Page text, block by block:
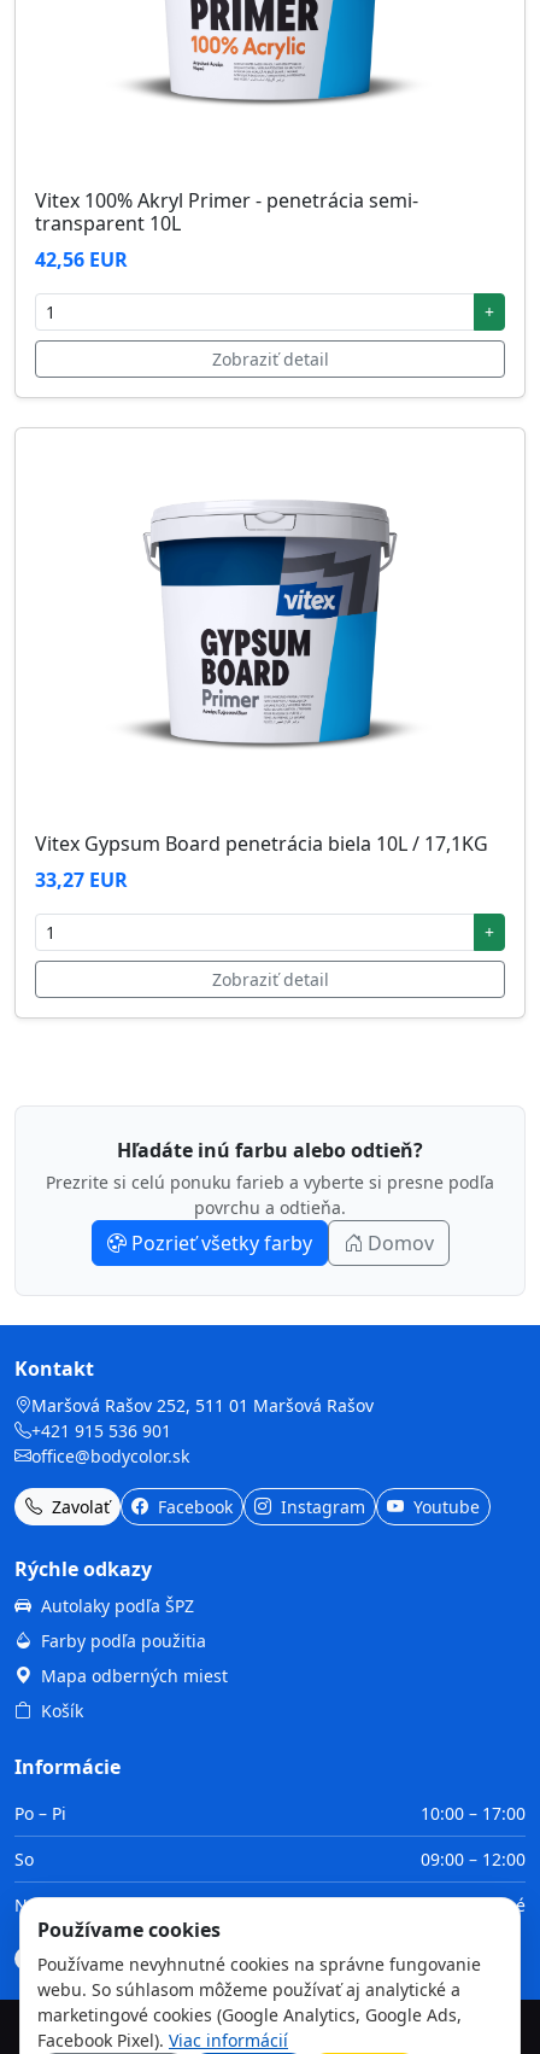
Vitex 100% Akryl Primer - penetrácia semi-
transparent 10L
42,56 EUR
+
Zobraziť detail
Vitex Gypsum Board penetrácia biela 10L / 17,1KG
33,27 EUR
+
Zobraziť detail
Hľadáte inú farbu alebo odtieň?
Prezrite si celú ponuku farieb a vyberte si presne podľa
povrchu a odtieňa.
Pozrieť všetky farby Domov
Kontakt
Maršová Rašov 252, 511 01 Maršová Rašov
+421 915 536 901
office@bodycolor.sk
Zavolať Facebook Instagram Youtube
Rýchle odkazy
Autolaky podľa ŠPZ
Farby podľa použitia
Mapa odberných miest
Košík
Informácie
Po – Pi
10:00 – 17:00
So
09:00 – 12:00
Ne
Zatvorené
Doprava Platba Obchodné podmienky GDPR
©2026TvojaFarba.sk • Všetky práva vyhradené
Používame cookies
Používame nevyhnutné cookies na správne fungovanie
webu. So súhlasom môžeme používať aj analytické a
marketingové cookies (Google Analytics, Google Ads,
Facebook Pixel). Viac informácií